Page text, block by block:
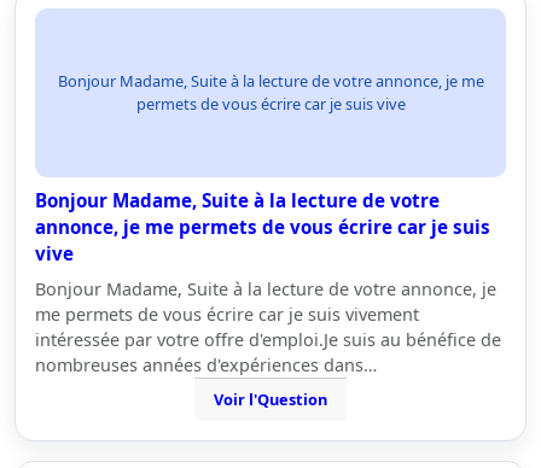
Bonjour Madame, Suite à la lecture de votre annonce, je me
permets de vous écrire car je suis vive
Bonjour Madame, Suite à la lecture de votre
annonce, je me permets de vous écrire car je suis
vive
Bonjour Madame, Suite à la lecture de votre annonce, je
me permets de vous écrire car je suis vivement
intéressée par votre offre d'emploi.Je suis au bénéfice de
nombreuses années d'expériences dans…
Voir l'Question